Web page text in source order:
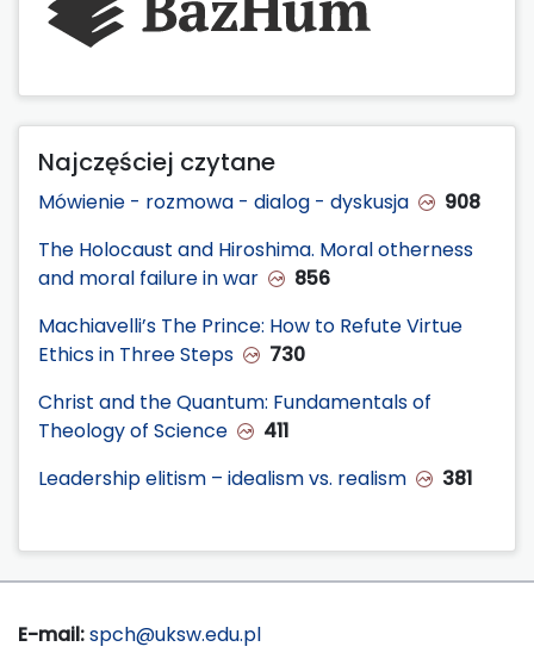
Najczęściej czytane
Mówienie - rozmowa - dialog - dyskusja
908
The Holocaust and Hiroshima. Moral otherness
and moral failure in war
856
Machiavelli’s The Prince: How to Refute Virtue
Ethics in Three Steps
730
Christ and the Quantum: Fundamentals of
Theology of Science
411
Leadership elitism – idealism vs. realism
381
E-mail:spch@uksw.edu.pl